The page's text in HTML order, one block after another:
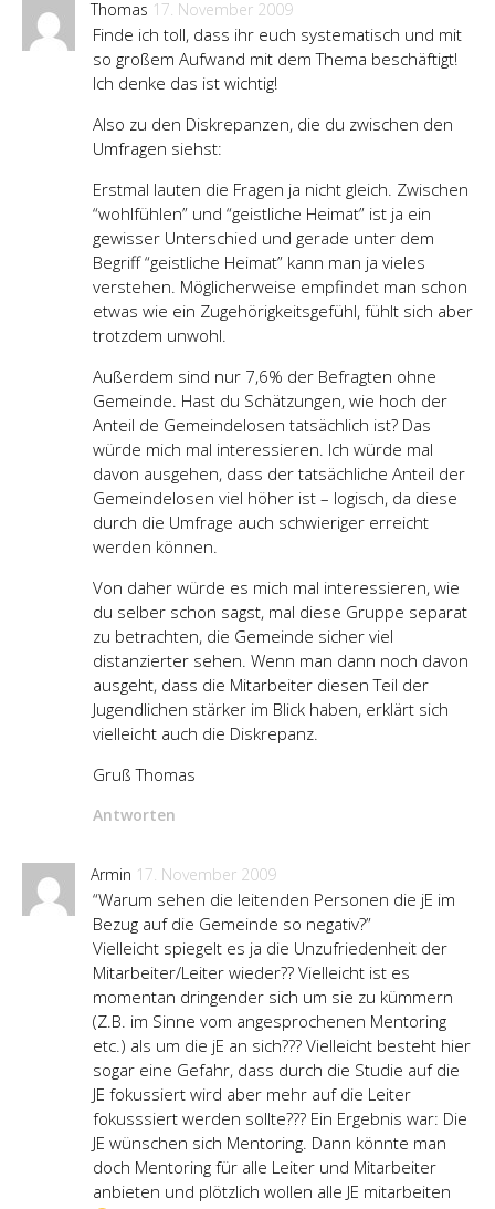
Thomas 17. November 2009
Finde ich toll, dass ihr euch systematisch und mit
so großem Aufwand mit dem Thema beschäftigt!
Ich denke das ist wichtig!
Also zu den Diskrepanzen, die du zwischen den
Umfragen siehst:
Erstmal lauten die Fragen ja nicht gleich. Zwischen
“wohlfühlen” und “geistliche Heimat” ist ja ein
gewisser Unterschied und gerade unter dem
Begriff “geistliche Heimat” kann man ja vieles
verstehen. Möglicherweise empfindet man schon
etwas wie ein Zugehörigkeitsgefühl, fühlt sich aber
trotzdem unwohl.
Außerdem sind nur 7,6% der Befragten ohne
Gemeinde. Hast du Schätzungen, wie hoch der
Anteil de Gemeindelosen tatsächlich ist? Das
würde mich mal interessieren. Ich würde mal
davon ausgehen, dass der tatsächliche Anteil der
Gemeindelosen viel höher ist – logisch, da diese
durch die Umfrage auch schwieriger erreicht
werden können.
Von daher würde es mich mal interessieren, wie
du selber schon sagst, mal diese Gruppe separat
zu betrachten, die Gemeinde sicher viel
distanzierter sehen. Wenn man dann noch davon
ausgeht, dass die Mitarbeiter diesen Teil der
Jugendlichen stärker im Blick haben, erklärt sich
vielleicht auch die Diskrepanz.
Gruß Thomas
Antworten
Armin 17. November 2009
“Warum sehen die leitenden Personen die jE im
Bezug auf die Gemeinde so negativ?”
Vielleicht spiegelt es ja die Unzufriedenheit der
Mitarbeiter/Leiter wieder?? Vielleicht ist es
momentan dringender sich um sie zu kümmern
(Z.B. im Sinne vom angesprochenen Mentoring
etc.) als um die jE an sich??? Vielleicht besteht hier
sogar eine Gefahr, dass durch die Studie auf die
JE fokussiert wird aber mehr auf die Leiter
fokusssiert werden sollte??? Ein Ergebnis war: Die
JE wünschen sich Mentoring. Dann könnte man
doch Mentoring für alle Leiter und Mitarbeiter
anbieten und plötzlich wollen alle JE mitarbeiten